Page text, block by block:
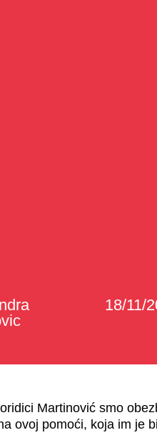
18/11/
Martinović smo
ovoj pomoći, koja im je